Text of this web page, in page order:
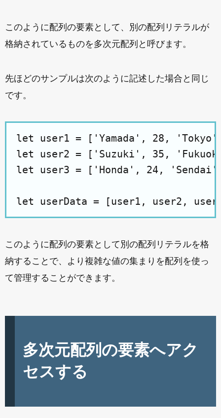
このように配列の要素として、別の配列リテラルが
格納されているものを多次元配列と呼びます。
先ほどのサンプルは次のように記述した場合と同じ
です。
let user1 = ['Yamada', 28,
let user2 = ['Suzuki', 35,
let user3 = ['Honda', 24,
このように配列の要素として別の配列リテラルを格
納することで、より複雑な値の集まりを配列を使っ
て管理することができます。
多次元配列の要素へアク
セスする